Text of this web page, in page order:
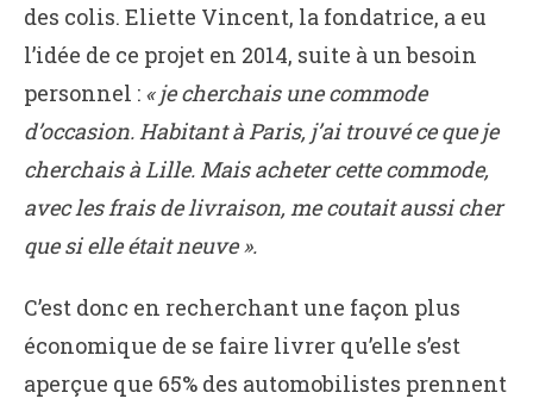
des colis. Eliette Vincent, la fondatrice, a eu
l’idée de ce projet en 2014, suite à un besoin
personnel : « je cherchais une commode
d’occasion. Habitant à Paris, j’ai trouvé ce que je
cherchais à Lille. Mais acheter cette commode,
avec les frais de livraison, me coutait aussi cher
que si elle était neuve ».
C’est donc en recherchant une façon plus
économique de se faire livrer qu’elle s’est
aperçue que 65% des automobilistes prennent